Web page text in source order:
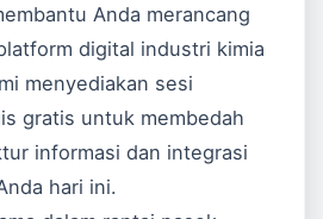
Anda merancang
digital industri kimia
menyediakan sesi
gratis untuk membedah
informasi dan integrasi
hari ini.